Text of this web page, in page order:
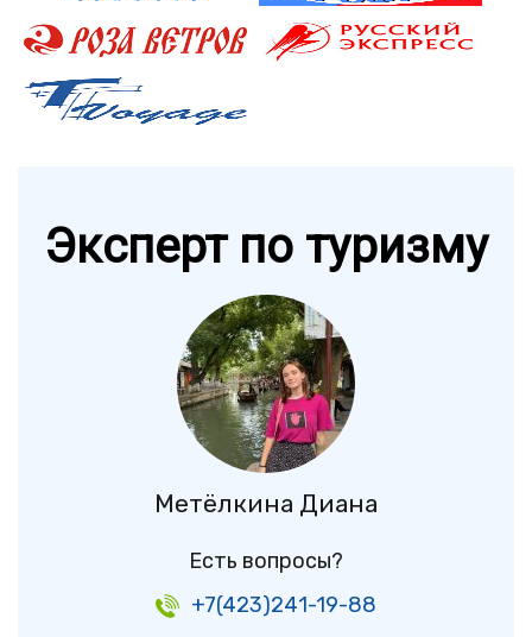
Эксперт по туризму
Метёлкина Диана
Есть вопросы?
+7(423)241-19-88